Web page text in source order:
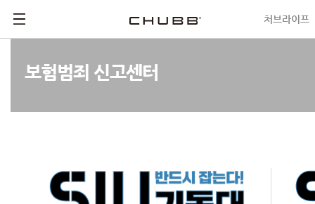
처브라이프
보험범죄 신고센터